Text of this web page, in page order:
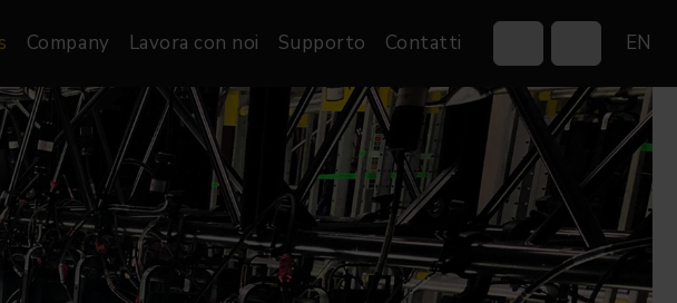
Video
Schermi LED
Schermi LED XR-VP
Control Systems
Controllers
Wireless DMX Boxes
Networking &
Distribution
Software
Gobos
Custom gobos
Merchandise
Company Lavora con noi Supporto Contatti EN